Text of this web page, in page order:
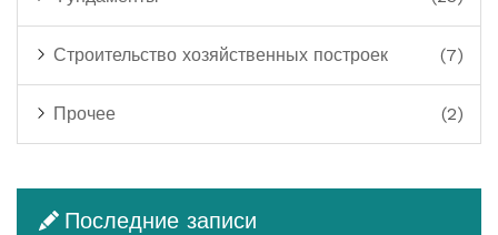
Строительство хозяйственных построек (7)
Прочее (2)
Последние записи